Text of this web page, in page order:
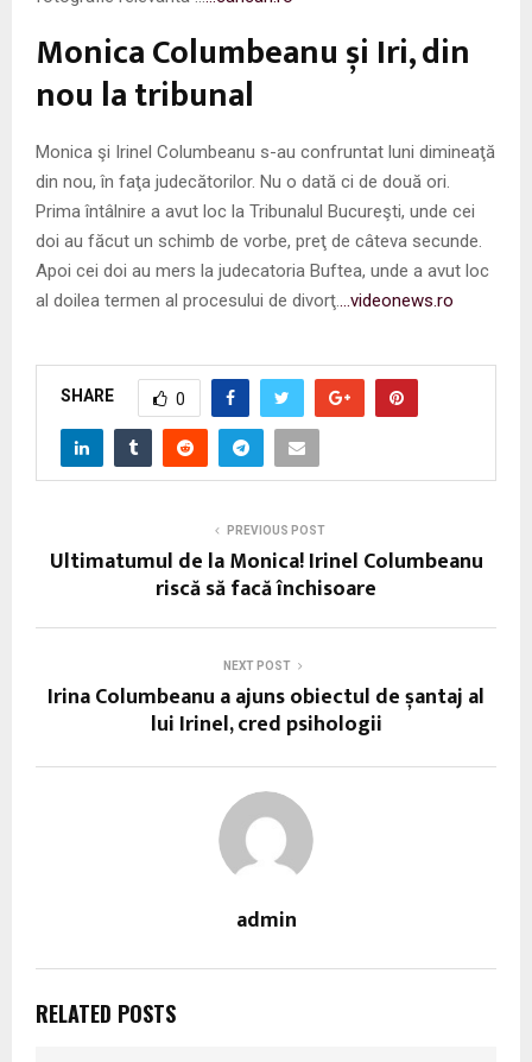
Monica Columbeanu și Iri, din
nou la tribunal
Monica şi Irinel Columbeanu s-au confruntat luni dimineaţă
din nou, în faţa judecătorilor. Nu o dată ci de două ori.
Prima întâlnire a avut loc la Tribunalul Bucureşti, unde cei
doi au făcut un schimb de vorbe, preţ de câteva secunde.
Apoi cei doi au mers la judecatoria Buftea, unde a avut loc
al doilea termen al procesului de divorţ.
…videonews.ro
SHARE 0
PREVIOUS POST
Ultimatumul de la Monica! Irinel Columbeanu
riscă să facă închisoare
NEXT POST
Irina Columbeanu a ajuns obiectul de șantaj al
lui Irinel, cred psihologii
admin
RELATED POSTS